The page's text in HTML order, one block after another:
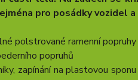
pro posádky vozidel
polstrované ramenní popruhy
popruhů
zapínání na plastovou